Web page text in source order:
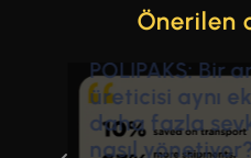
Önerilen